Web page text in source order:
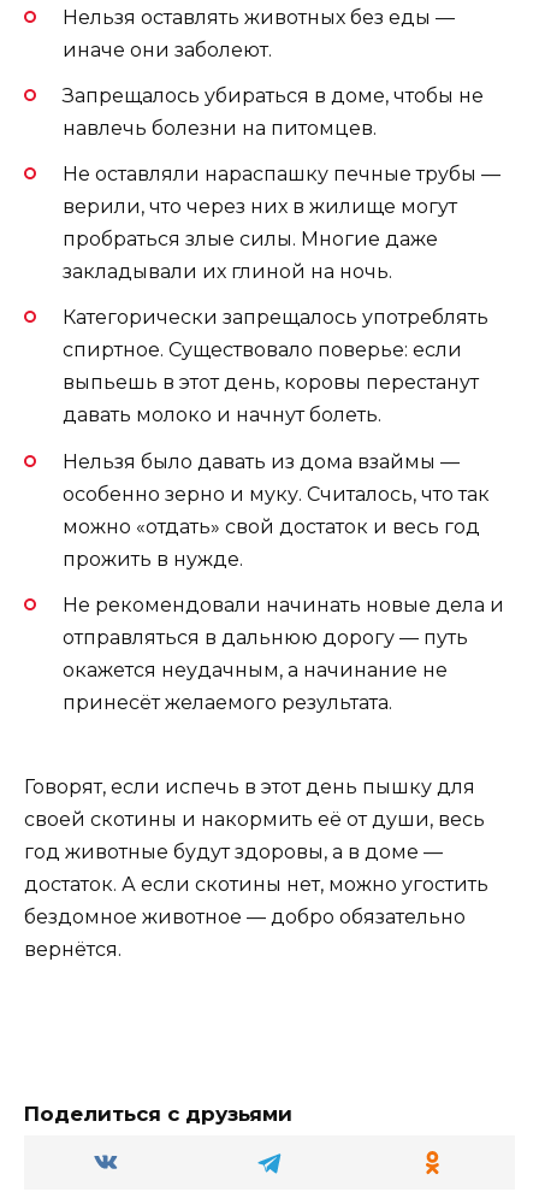
Нельзя оставлять животных без еды —
иначе они заболеют.
Запрещалось убираться в доме, чтобы не
навлечь болезни на питомцев.
Не оставляли нараспашку печные трубы —
верили, что через них в жилище могут
пробраться злые силы. Многие даже
закладывали их глиной на ночь.
Категорически запрещалось употреблять
спиртное. Существовало поверье: если
выпьешь в этот день, коровы перестанут
давать молоко и начнут болеть.
Нельзя было давать из дома взаймы —
особенно зерно и муку. Считалось, что так
можно «отдать» свой достаток и весь год
прожить в нужде.
Не рекомендовали начинать новые дела и
отправляться в дальнюю дорогу — путь
окажется неудачным, а начинание не
принесёт желаемого результата.
Говорят, если испечь в этот день пышку для
своей скотины и накормить её от души, весь
год животные будут здоровы, а в доме —
достаток. А если скотины нет, можно угостить
бездомное животное — добро обязательно
вернётся.
Поделиться с друзьями